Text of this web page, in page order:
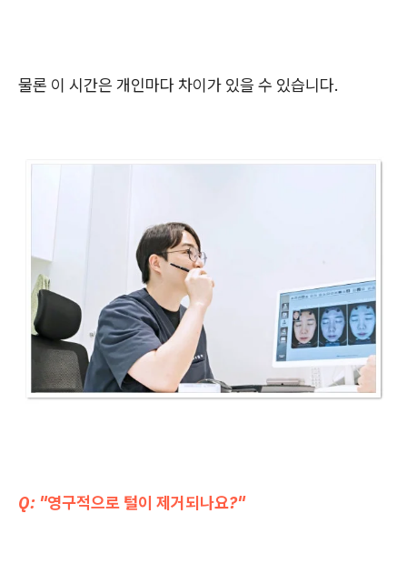
물론 이 시간은 개인마다 차이가 있을 수 있습니다.
Q: "영구적으로 털이 제거되나요?"